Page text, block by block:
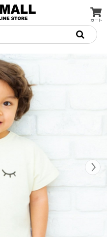
カート